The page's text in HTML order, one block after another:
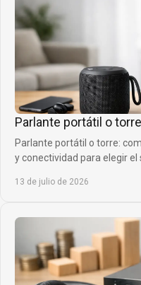
Parlante portátil o
Parlante portátil o torre:
y conectividad para elegir el
13 de julio de 2026